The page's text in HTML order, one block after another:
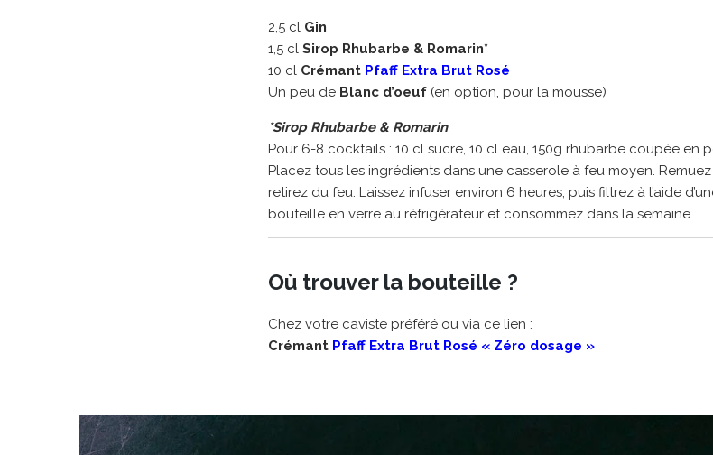
2,5 cl Gin
1,5 cl Sirop Rhubarbe & Romarin*
10 cl Crémant Pfaff Extra Brut Rosé
Un peu de Blanc d’oeuf (en option, pour la mousse)
*Sirop Rhubarbe & Romarin
Pour 6-8 cocktails : 10 cl sucre, 10 cl eau, 150g rhubarbe coupée en
Placez tous les ingrédients dans une casserole à feu moyen.
retirez du feu. Laissez infuser environ 6 heures, puis filtrez à l’aide
bouteille en verre au réfrigérateur et consommez dans la semaine.
Où trouver la bouteille ?
Chez votre caviste préféré ou via ce lien :
Crémant Pfaff Extra Brut Rosé « Zéro dosage »